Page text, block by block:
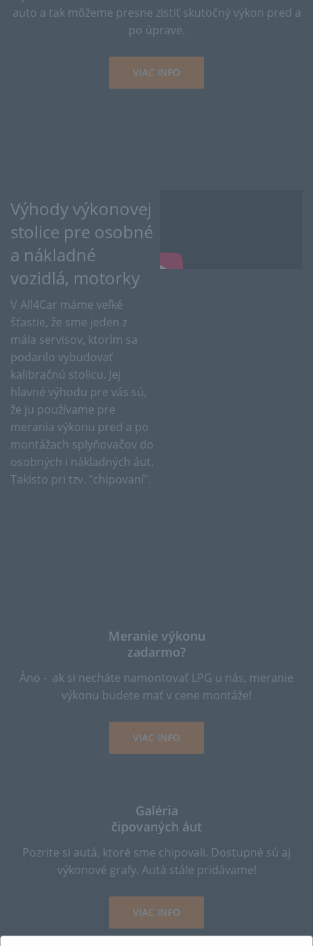
auto a tak môžeme presne zistiť skutočný výkon pred a
po úprave.
VIAC INFO
Výhody výkonovej
stolice pre osobné
a nákladné
vozidlá, motorky
V All4Car máme veľké
šťastie, že sme jeden z
mála servisov, ktorím sa
podarilo vybudovať
kalibračnú stolicu. Jej
hlavné výhodu pre vás sú,
že ju používame pre
merania výkonu pred a po
montážach splyňovačov do
osobných i nákladných áut.
Takisto pri tzv. "chipovaní".
Meranie výkonu
zadarmo?
Áno - ak si necháte namontovať LPG u nás, meranie
výkonu budete mať v cene montáže!
VIAC INFO
Galéria
čipovaných áut
Pozrite si autá, ktoré sme chipovali. Dostupné sú aj
výkonové grafy. Autá stále pridávame!
VIAC INFO